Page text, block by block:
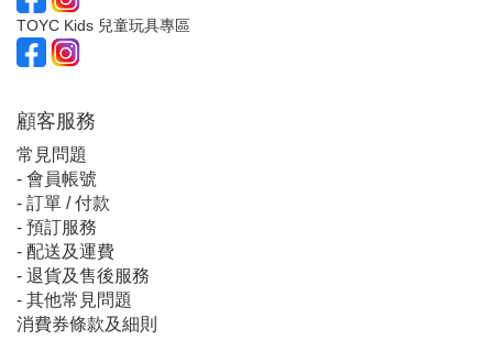
TOYC Kids 兒童玩具專區
顧客服務
常見問題
- 會員帳號
- 訂單 / 付款
- 預訂服務
- 配送及運費
- 退貨及售後服務
- 其他常見問題
消費券條款及細則